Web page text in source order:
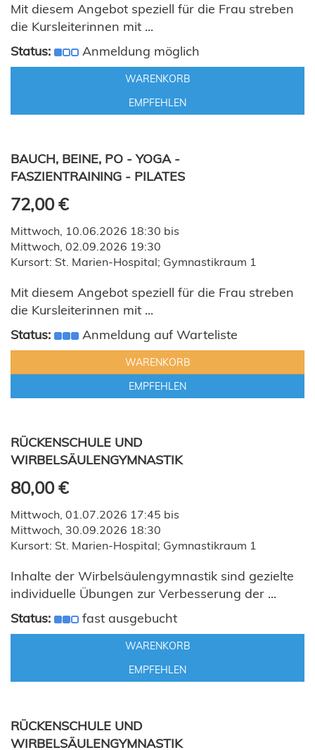
Mit diesem Angebot speziell für die Frau streben
die Kursleiterinnen mit ...
Status:
Anmeldung möglich
WARENKORB
EMPFEHLEN
BAUCH, BEINE, PO - YOGA -
FASZIENTRAINING - PILATES
72,00 €
Mittwoch, 10.06.2026 18:30 bis
Mittwoch, 02.09.2026 19:30
Kursort: St. Marien-Hospital; Gymnastikraum 1
Mit diesem Angebot speziell für die Frau streben
die Kursleiterinnen mit ...
Status:
Anmeldung auf Warteliste
WARENKORB
EMPFEHLEN
RÜCKENSCHULE UND
WIRBELSÄULENGYMNASTIK
80,00 €
Mittwoch, 01.07.2026 17:45 bis
Mittwoch, 30.09.2026 18:30
Kursort: St. Marien-Hospital; Gymnastikraum 1
Inhalte der Wirbelsäulengymnastik sind gezielte
individuelle Übungen zur Verbesserung der ...
Status:
fast ausgebucht
WARENKORB
EMPFEHLEN
RÜCKENSCHULE UND
WIRBELSÄULENGYMNASTIK